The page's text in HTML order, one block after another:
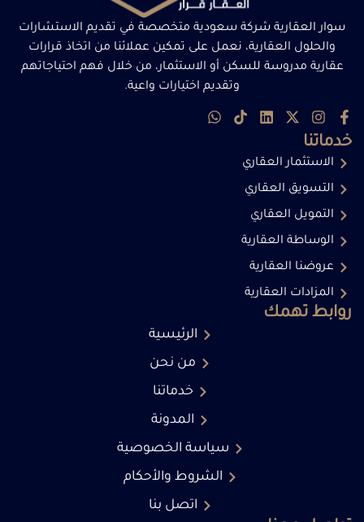
سوار العقارية شركة سعودية متخصصة في تقديم الاستشارات
والحلول العقارية، نعمل على تمكين عملائنا من اتخاذ قرارات
عقارية مدروسة للسكن أو الاستثمار، من خلال فهم احتياجاتهم
وتقديم اختيارات واعية.
روابط تهمك
الرئيسية
من نحن
خدماتنا
المدونة
سياسة الخصوصية
الشروط والأحكام
اتصل بنا
خدماتنا
الاستثمار العقاري
التسويق العقاري
التمويل العقاري
الوساطة العقارية
عروضنا العقارية
المزادات العقارية